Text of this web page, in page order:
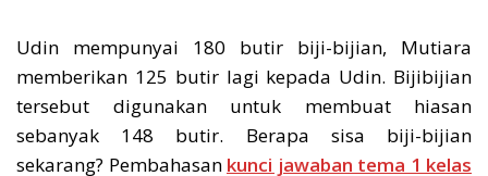
Udin mempunyai 180 butir biji-bijian, Mutiara
memberikan 125 butir lagi kepada Udin. Bijibijian
tersebut digunakan untuk membuat hiasan
sebanyak 148 butir. Berapa sisa biji-bijian
sekarang? Pembahasan kunci jawaban tema 1 kelas